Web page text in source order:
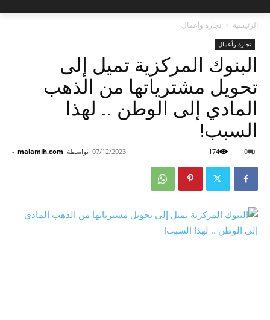
الرئيسية تجارة وأعمال
تجارة وأعمال
البنوك المركزية تميل إلى
تحويل مشترياتها من الذهب
المادي إلى الوطن .. لهذا
السبب!
بواسطة malamih.com
- 07/12/2023 0
174